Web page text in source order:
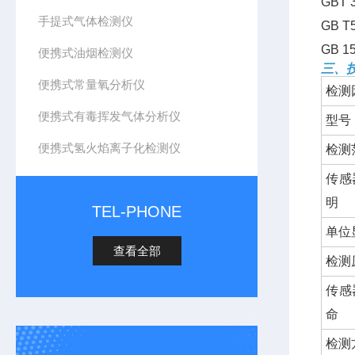
手提式气体检测仪
便携式油烟检测仪
便携式常量氧分析仪
便携式有毒挥发气体分析仪
便携式氢火焰离子化检测仪
TEL-PHONE
查看全部
GB
GB
三、
检测
型号
检测
传感
明
单位
检测
传感
命
检测